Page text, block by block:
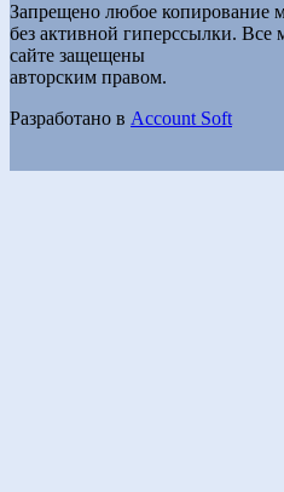
Запрещено любое копирование
без активной гиперссылки. Все
сайте защещены
авторским правом.
Разработано в Account Soft